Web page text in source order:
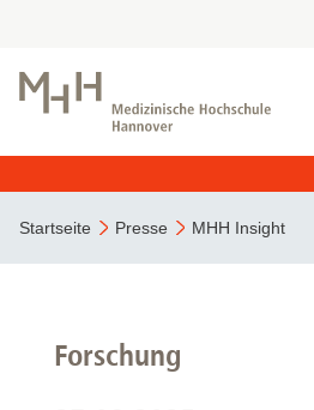
Startseite Presse MHH Insight
Forschung